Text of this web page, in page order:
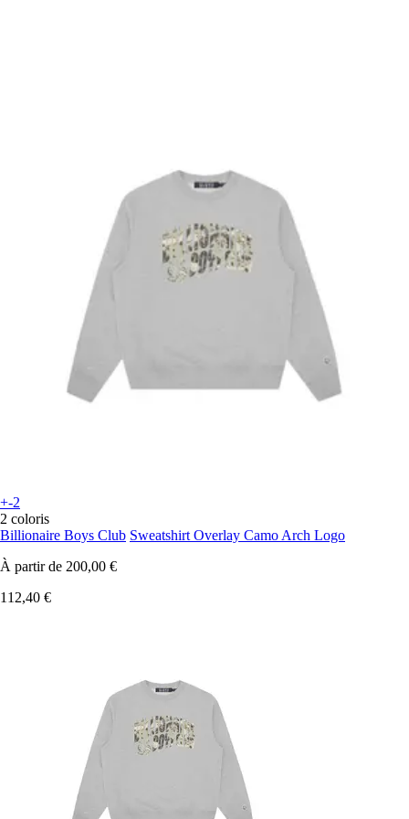
+-2
2 coloris
Billionaire Boys Club Sweatshirt Overlay Camo Arch Logo
À partir de 200,00 €
112,40 €